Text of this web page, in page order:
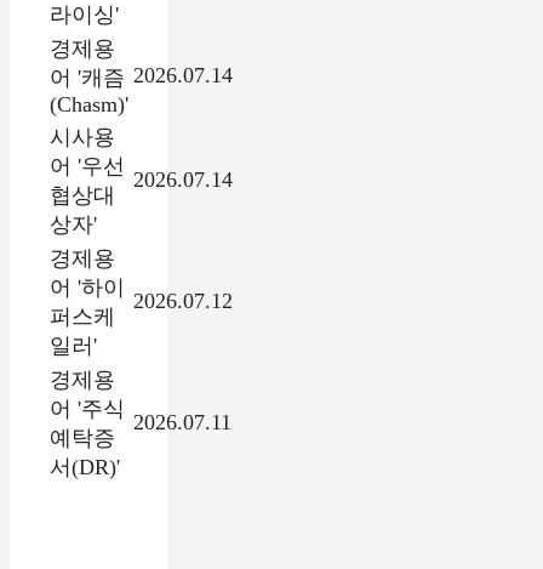
라이싱'
경제용
어 '캐즘
(Chasm)'
2026.07.14
시사용
어 '우선
협상대
상자'
2026.07.14
경제용
어 '하이
퍼스케
일러'
2026.07.12
경제용
어 '주식
예탁증
서(DR)'
2026.07.11